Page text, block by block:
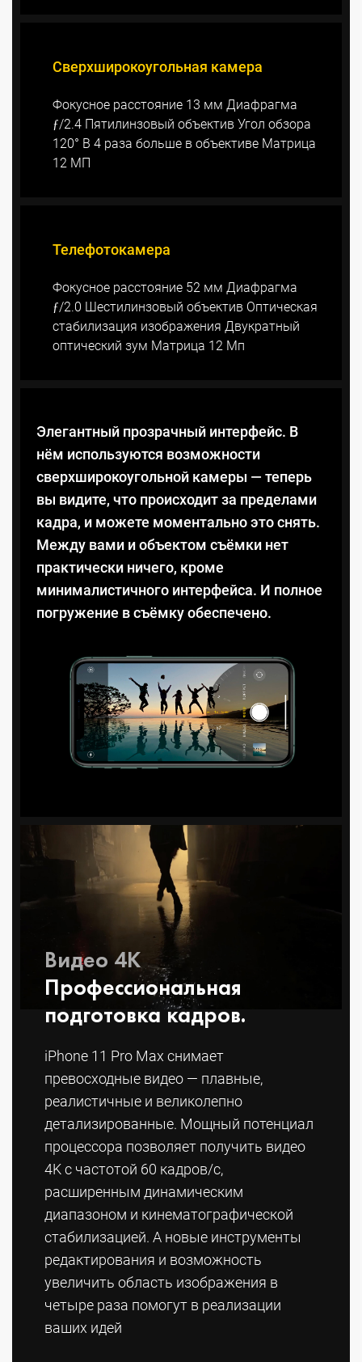
Сверхширокоугольная камера
Фокусное расстояние 13 мм Диафрагма
ƒ/2.4 Пятилинзовый объектив Угол обзора
120° В 4 раза больше в объективе Матрица
12 МП
Телефотокамера
Фокусное расстояние 52 мм Диафрагма
ƒ/2.0 Шестилинзовый объектив Оптическая
стабилизация изображения Двукратный
оптический зум Матрица 12 Мп
Элегантный прозрачный интерфейс. В
нём используются возможности
сверхширокоугольной камеры — теперь
вы видите, что происходит за пределами
кадра, и можете моментально это снять.
Между вами и объектом съёмки нет
практически ничего, кроме
минималистичного интерфейса. И полное
погружение в съёмку обеспечено.
Видео 4K
Профессио­нальная
подготовка кадров.
iPhone 11 Pro Max снимает
превосходные видео — плавные,
реалистичные и великолепно
детализированные. Мощный потенциал
процессора позволяет получить видео
4K с частотой 60 кадров/с,
расширенным динамическим
диапазоном и кинемато­графической
стабилизацией. А новые инструменты
редактирования и возмож­ность
увеличить область изображения в
четыре раза помогут в реализации
ваших идей